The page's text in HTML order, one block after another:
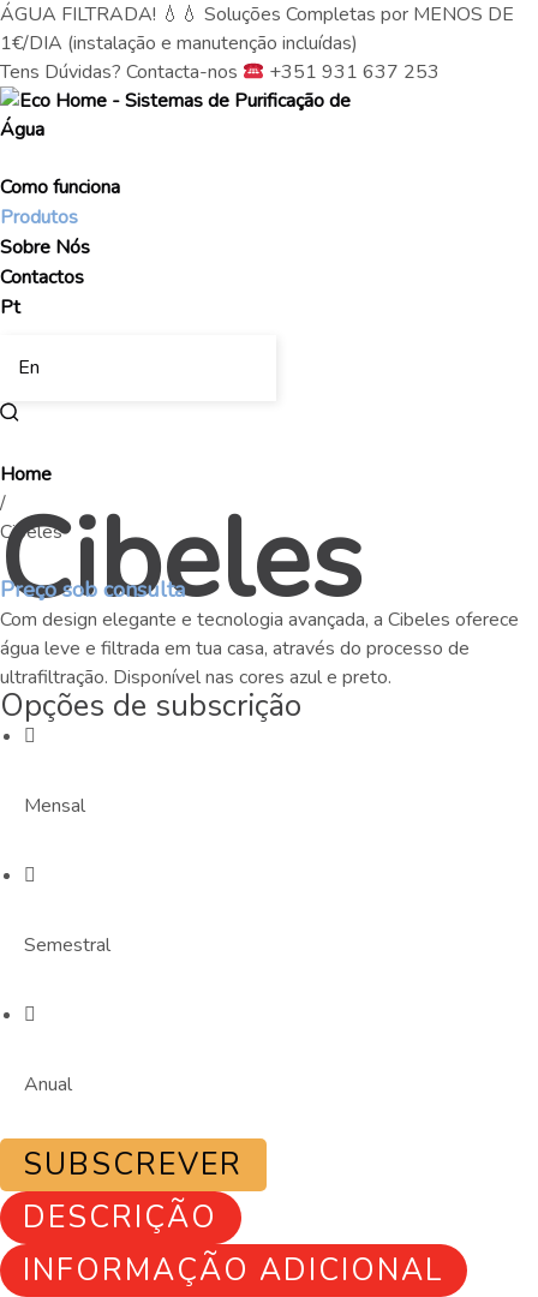
ÁGUA FILTRADA! 💧💧 Soluções Completas por MENOS DE
1€/DIA (instalação e manutenção incluídas)
Tens Dúvidas? Contacta-nos
+351 931 637 253
Como funciona
Produtos
Sobre Nós
Contactos
Pt
En
Home
/
Cibeles
Cibeles
Preço sob consulta
Com design elegante e tecnologia avançada, a Cibeles oferece
água leve e filtrada em tua casa, através do processo de
ultrafiltração. Disponível nas cores azul e preto.
Opções de subscrição
Mensal
Semestral
Anual
SUBSCREVER
DESCRIÇÃO
INFORMAÇÃO ADICIONAL